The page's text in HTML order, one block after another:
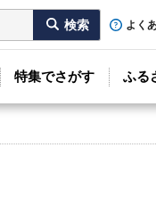
よく
特集でさがす ふる